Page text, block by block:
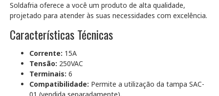
Soldafria oferece a você um produto de alta qualidade,
projetado para atender às suas necessidades com excelência.
Características Técnicas
Corrente: 15A
Tensão: 250VAC
Terminais: 6
Compatibilidade: Permite a utilização da tampa SAC-